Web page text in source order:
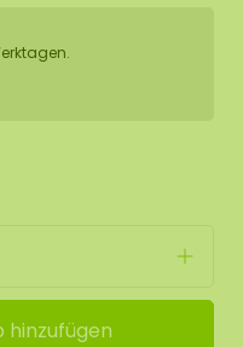
hinzufügen